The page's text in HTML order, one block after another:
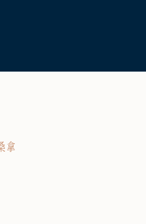
拿